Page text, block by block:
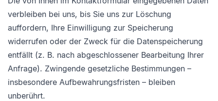
verbleiben bei uns, bis Sie uns zur Löschung
auffordern, Ihre Einwilligung zur Speicherung
widerrufen oder der Zweck für die Datenspeicherung
entfällt (z. B. nach abgeschlossener Bearbeitung Ihrer
Anfrage). Zwingende gesetzliche Bestimmungen –
insbesondere Aufbewahrungsfristen – bleiben
unberührt.